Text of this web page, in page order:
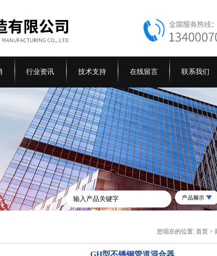
行业资讯 技术支持 在线留言 联系我们
您现在的位置:首页 >
GH型不锈钢管道混合器